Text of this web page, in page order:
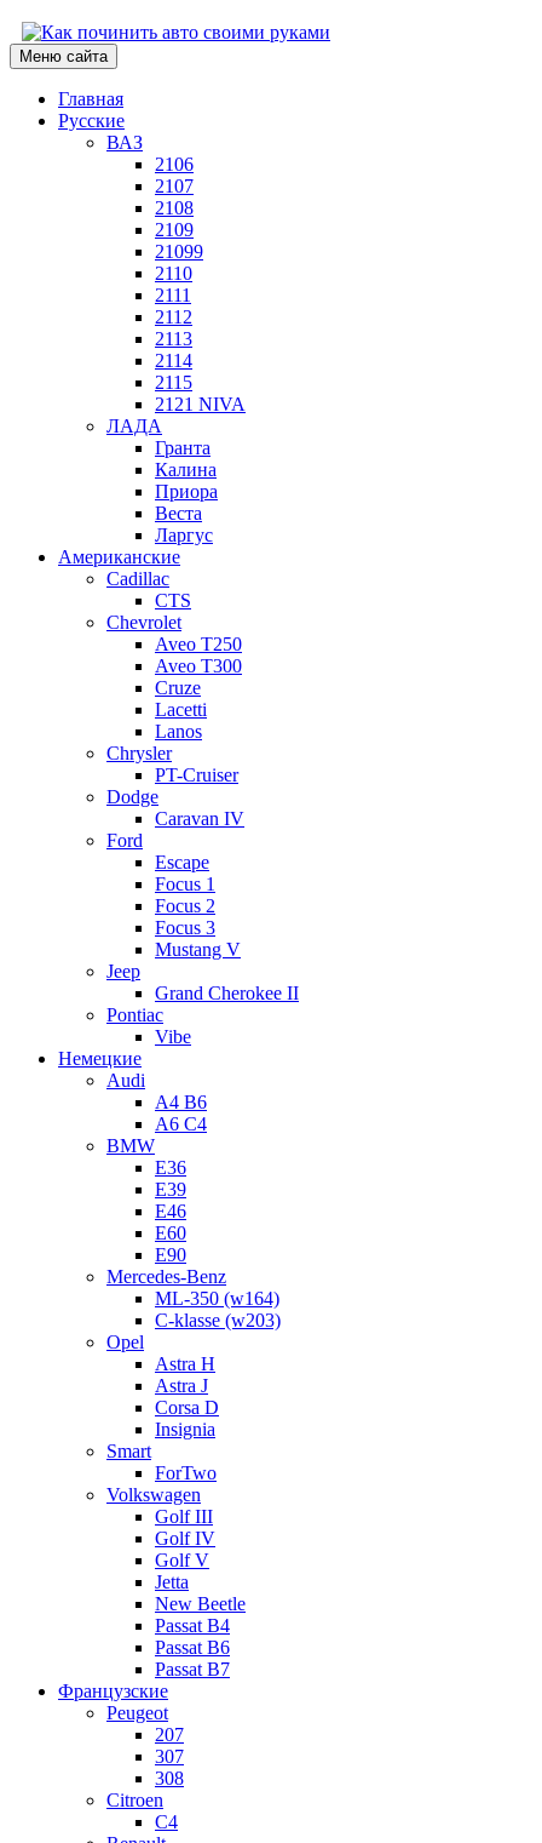
Меню сайта
Главная
Русские
ВАЗ
2106
2107
2108
2109
21099
2110
2111
2112
2113
2114
2115
2121 NIVA
ЛАДА
Гранта
Калина
Приора
Веста
Ларгус
Американские
Cadillac
CTS
Chevrolet
Aveo Т250
Aveo T300
Cruze
Lacetti
Lanos
Chrysler
PT-Cruiser
Dodge
Caravan IV
Ford
Escape
Focus 1
Focus 2
Focus 3
Mustang V
Jeep
Grand Cherokee II
Pontiac
Vibe
Немецкие
Audi
A4 B6
A6 C4
BMW
E36
E39
E46
E60
E90
Mercedes-Benz
ML-350 (w164)
C-klasse (w203)
Opel
Astra H
Astra J
Corsa D
Insignia
Smart
ForTwo
Volkswagen
Golf III
Golf IV
Golf V
Jetta
New Beetle
Passat B4
Passat B6
Passat B7
Французские
Peugeot
207
307
308
Citroen
C4